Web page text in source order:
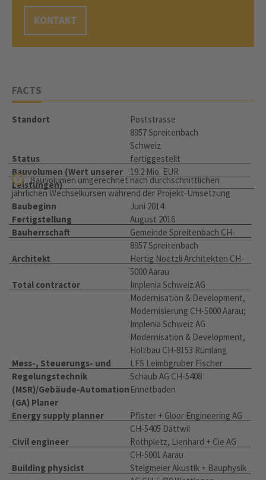
KONTAKT
FACTS
Standort
Poststrasse
8957 Spreitenbach
Schweiz
Status
fertiggestellt
Bauvolumen (Wert unserer
Leistungen)
19.2 Mio. EUR
Bauvolumen umgerechnet nach durchschnittlichen
jährlichen Wechselkursen während der Projekt-Umsetzung
Baubeginn
Juni 2014
Fertigstellung
August 2016
Bauherrschaft
Gemeinde Spreitenbach CH-
8957 Spreitenbach
Architekt
Hertig Noetzli Architekten CH-
5000 Aarau
Total contractor
Implenia Schweiz AG
Modernisation & Development,
Modernisierung CH-5000 Aarau;
Implenia Schweiz AG
Modernisation & Development,
Holzbau CH-8153 Rümlang
Mess-, Steuerungs- und
Regelungstechnik
(MSR)/Gebäude-Automation
(GA) Planer
LFS Leimbgruber Fischer
Schaub AG CH-5408
Ennetbaden
Energy supply planner
Pfister + Gloor Engineering AG
CH-5405 Dättwil
Civil engineer
Rothpletz, Lienhard + Cie AG
CH-5001 Aarau
Building physicist
Steigmeier Akustik + Bauphysik